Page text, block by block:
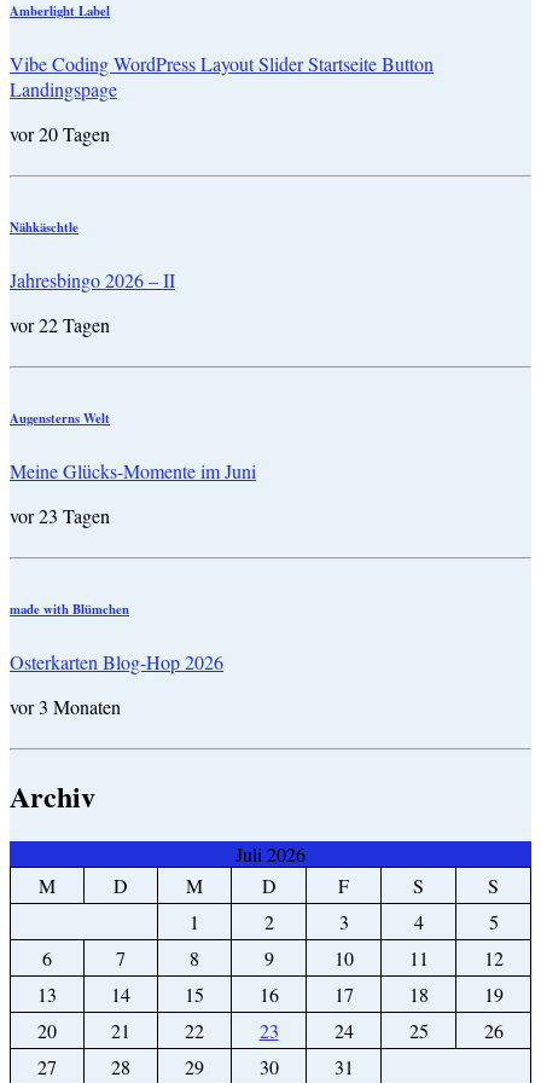
Amberlight Label
Vibe Coding WordPress Layout Slider Startseite Button
Landingspage
vor 20 Tagen
Nähkäschtle
Jahresbingo 2026 – II
vor 22 Tagen
Augensterns Welt
Meine Glücks-Momente im Juni
vor 23 Tagen
made with Blümchen
Osterkarten Blog-Hop 2026
vor 3 Monaten
Archiv
Juli 2026
M
D M D F S
S
1
2 3 4
5
6
7 8 9 10 11
12
13
14 15 16 17 18
19
20
21 22 23 24 25
26
27
28 29 30
31